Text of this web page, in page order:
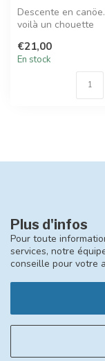
Descente en
voilà un chouette
famille souris Ma...
€21,00
En stock
Plus d'infos
Pour toute
services, notre
conseille pour votre